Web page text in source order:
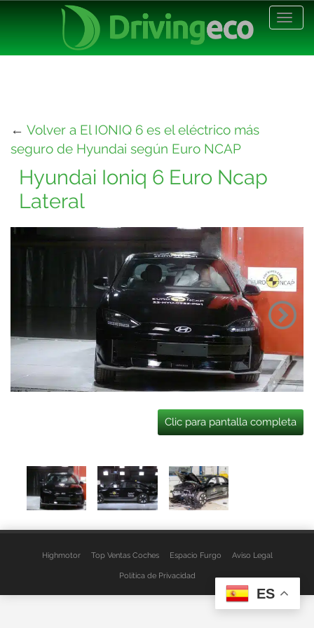
← Volver a El IONIQ 6 es el eléctrico más
seguro de Hyundai según Euro NCAP
Hyundai Ioniq 6 Euro Ncap
Lateral
Clic para pantalla completa
Highmotor Top Ventas Coches Espacio Furgo Aviso Legal
Política de Privacidad
ES